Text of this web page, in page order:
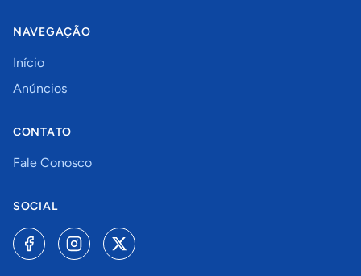
NAVEGAÇÃO
Início
Anúncios
CONTATO
Fale Conosco
SOCIAL